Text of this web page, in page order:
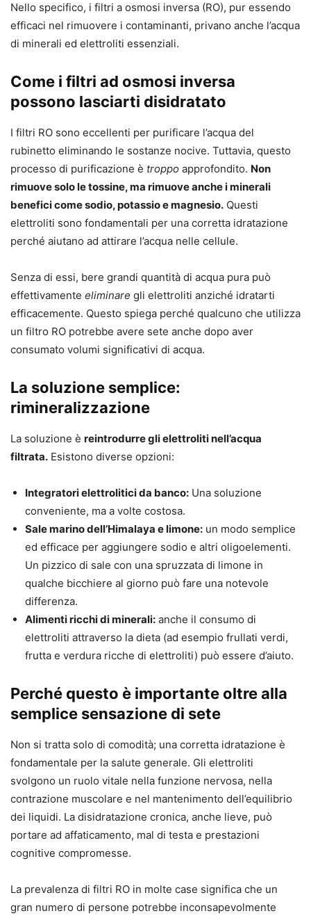
Nello specifico, i filtri a osmosi inversa (RO), pur essendo
efficaci nel rimuovere i contaminanti, privano anche l’acqua
di minerali ed elettroliti essenziali.
Come i filtri ad osmosi inversa
possono lasciarti disidratato
I filtri RO sono eccellenti per purificare l’acqua del
rubinetto eliminando le sostanze nocive. Tuttavia, questo
processo di purificazione è troppo approfondito. Non
rimuove solo le tossine, ma rimuove anche i minerali
benefici come sodio, potassio e magnesio. Questi
elettroliti sono fondamentali per una corretta idratazione
perché aiutano ad attirare l’acqua nelle cellule.
Senza di essi, bere grandi quantità di acqua pura può
effettivamente eliminare gli elettroliti anziché idratarti
efficacemente. Questo spiega perché qualcuno che utilizza
un filtro RO potrebbe avere sete anche dopo aver
consumato volumi significativi di acqua.
La soluzione semplice:
rimineralizzazione
La soluzione è reintrodurre gli elettroliti nell’acqua
filtrata. Esistono diverse opzioni:
Integratori elettrolitici da banco: Una soluzione
conveniente, ma a volte costosa.
Sale marino dell’Himalaya e limone: un modo semplice
ed efficace per aggiungere sodio e altri oligoelementi.
Un pizzico di sale con una spruzzata di limone in
qualche bicchiere al giorno può fare una notevole
differenza.
Alimenti ricchi di minerali: anche il consumo di
elettroliti attraverso la dieta (ad esempio frullati verdi,
frutta e verdura ricche di elettroliti) può essere d’aiuto.
Perché questo è importante oltre alla
semplice sensazione di sete
Non si tratta solo di comodità; una corretta idratazione è
fondamentale per la salute generale. Gli elettroliti
svolgono un ruolo vitale nella funzione nervosa, nella
contrazione muscolare e nel mantenimento dell’equilibrio
dei liquidi. La disidratazione cronica, anche lieve, può
portare ad affaticamento, mal di testa e prestazioni
cognitive compromesse.
La prevalenza di filtri RO in molte case significa che un
gran numero di persone potrebbe inconsapevolmente